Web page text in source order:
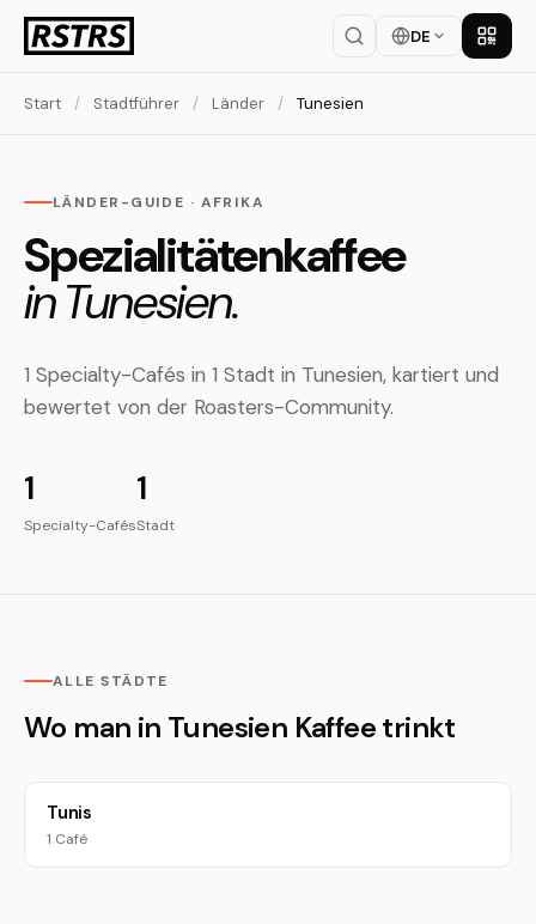
DE App
Start / Stadtführer / Länder / Tunesien
LÄNDER-GUIDE · AFRIKA
Spezialitätenkaffee
in Tunesien.
1 Specialty-Cafés in 1 Stadt in Tunesien, kartiert und
bewertet von der Roasters-Community.
1
Specialty-Cafés
1
Stadt
ALLE STÄDTE
Wo man in Tunesien Kaffee trinkt
Tunis
1 Café